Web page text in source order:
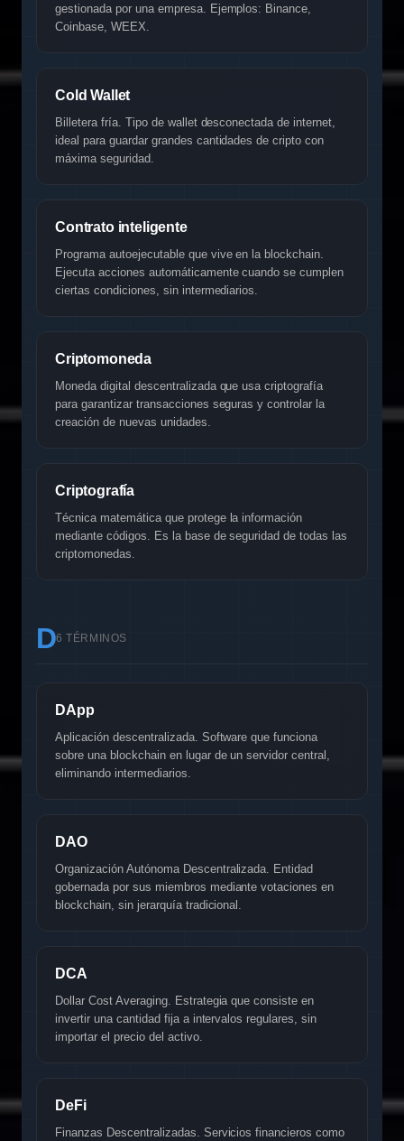
gestionada por una empresa. Ejemplos: Binance,
Coinbase, WEEX.
Cold Wallet
Billetera fría. Tipo de wallet desconectada de internet,
ideal para guardar grandes cantidades de cripto con
máxima seguridad.
Contrato inteligente
Programa autoejecutable que vive en la blockchain.
Ejecuta acciones automáticamente cuando se cumplen
ciertas condiciones, sin intermediarios.
Criptomoneda
Moneda digital descentralizada que usa criptografía
para garantizar transacciones seguras y controlar la
creación de nuevas unidades.
Criptografía
Técnica matemática que protege la información
mediante códigos. Es la base de seguridad de todas las
criptomonedas.
D6 TÉRMINOS
DApp
Aplicación descentralizada. Software que funciona
sobre una blockchain en lugar de un servidor central,
eliminando intermediarios.
DAO
Organización Autónoma Descentralizada. Entidad
gobernada por sus miembros mediante votaciones en
blockchain, sin jerarquía tradicional.
DCA
Dollar Cost Averaging. Estrategia que consiste en
invertir una cantidad fija a intervalos regulares, sin
importar el precio del activo.
DeFi
Finanzas Descentralizadas. Servicios financieros como